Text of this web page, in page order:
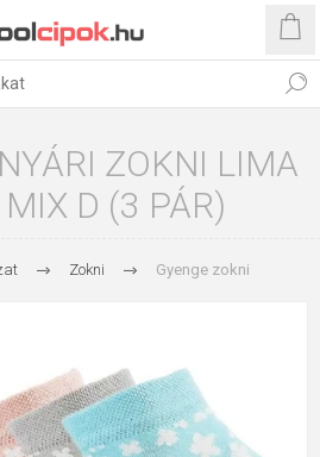
ZOKNI LIMA
D (3 PÁR)
Zokni Gyenge zokni